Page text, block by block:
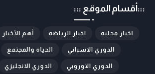
:::أقسام الموقع :::
أهم الأخبار اخبار الرياضه اخبار محليه
الحياة والمجتمع الدوري الاسباني
الدوري الانجليزي الدوري الاوروبي